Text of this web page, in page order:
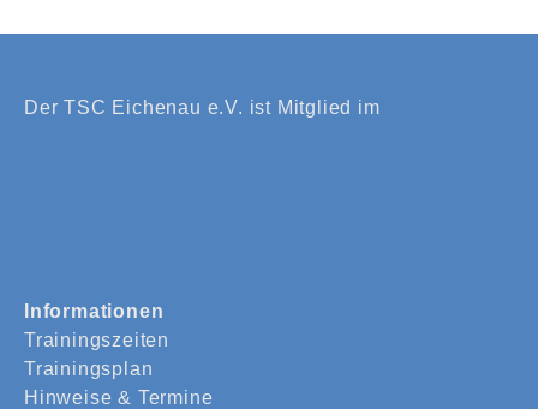
Der TSC Eichenau e.V. ist Mitglied im
Informationen
Trainingszeiten
Trainingsplan
Hinweise & Termine